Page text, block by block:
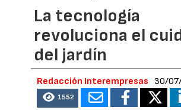
La tecnología
revoluciona el
del jardín
Redacción Interempresas 30/
1552